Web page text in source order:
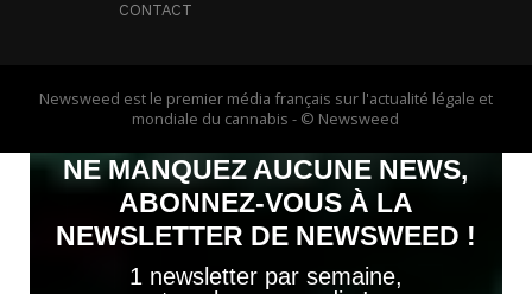
CONTACT
Newsweed est le premier média français sur l'actualité légale et
mondiale du cannabis - © Newsweed
NE MANQUEZ AUCUNE NEWS,
ABONNEZ-VOUS À LA
NEWSLETTER DE NEWSWEED !
1 newsletter par semaine,